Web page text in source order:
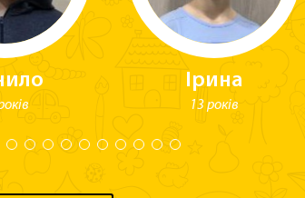
Ірина
13 років